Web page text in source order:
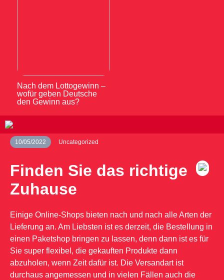
Nach dem Lottogewinn –
wofür geben Deutsche
den Gewinn aus?
10/05/2022 Uncategorized
Finden Sie das richtige
Zuhause
Einige Online-Shops bieten nach und nach alle Arten der
Lieferung an. Am Liebsten ist es derzeit, die Bestellung in
einen Paketshop bringen zu lassen, denn dann ist es für
Sie super flexibel, die gekauften Produkte dann
abzuholen, wenn Zeit dafür ist. Die Versandart ist
durchaus angemessen und in vielen Fällen auch die